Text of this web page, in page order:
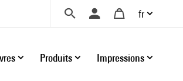
fr
Produits Impressions